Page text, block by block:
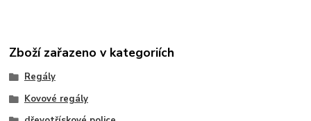
Zboží zařazeno v kategoriích
Regály
Kovové regály